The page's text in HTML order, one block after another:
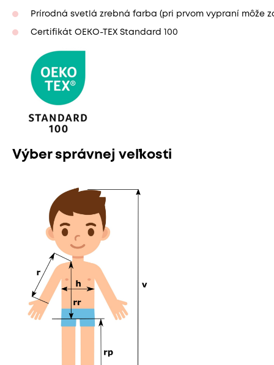
Prírodná svetlá zrebná farba (pri prvom vypraní môže
Certifikát OEKO-TEX Standard 100
Výber správnej veľkosti